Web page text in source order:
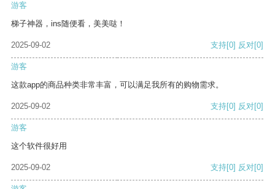
游客
梯子神器，ins随便看，美美哒！
2025-09-02 支持[0] 反对[0]
游客
这款app的商品种类非常丰富，可以满足我所有的购物需求。
2025-09-02 支持[0] 反对[0]
游客
这个软件很好用
2025-09-02 支持[0] 反对[0]